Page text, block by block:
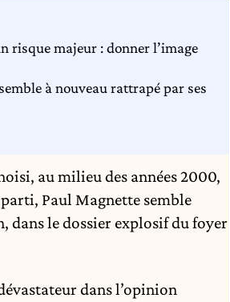
risque majeur : donner l’image
à nouveau rattrapé par ses
au milieu des années 2000,
Paul Magnette semble
dans le dossier explosif du foyer
dans l’opinion